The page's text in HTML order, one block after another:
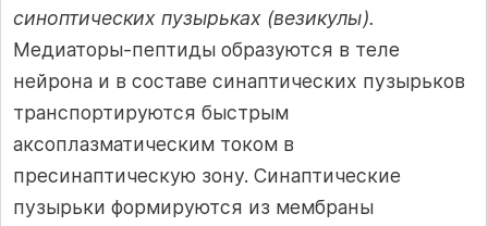
синоптических пузырьках (везикулы).
Медиаторы-пептиды образуются в теле
нейрона и в составе синаптических пузырьков
транспортируются быстрым
аксоплазматическим током в
пресинаптическую зону. Синаптические
пузырьки формируются из мембраны